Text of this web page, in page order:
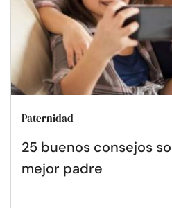
Paternidad
25 buenos consejos
mejor padre